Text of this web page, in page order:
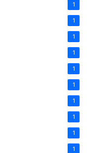
1
1
1
1
1
1
1
1
1
1